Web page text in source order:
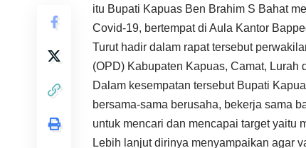
itu Bupati Kapuas Ben Brahim S Bahat
Covid-19, bertempat di Aula Kantor
Turut hadir dalam rapat tersebut
(OPD) Kabupaten Kapuas, Camat, Lurah
Dalam kesempatan tersebut Bupati
bersama-sama berusaha, bekerja sama
untuk mencari dan mencapai target yaitu
Lebih lanjut dirinya menyampaikan agar